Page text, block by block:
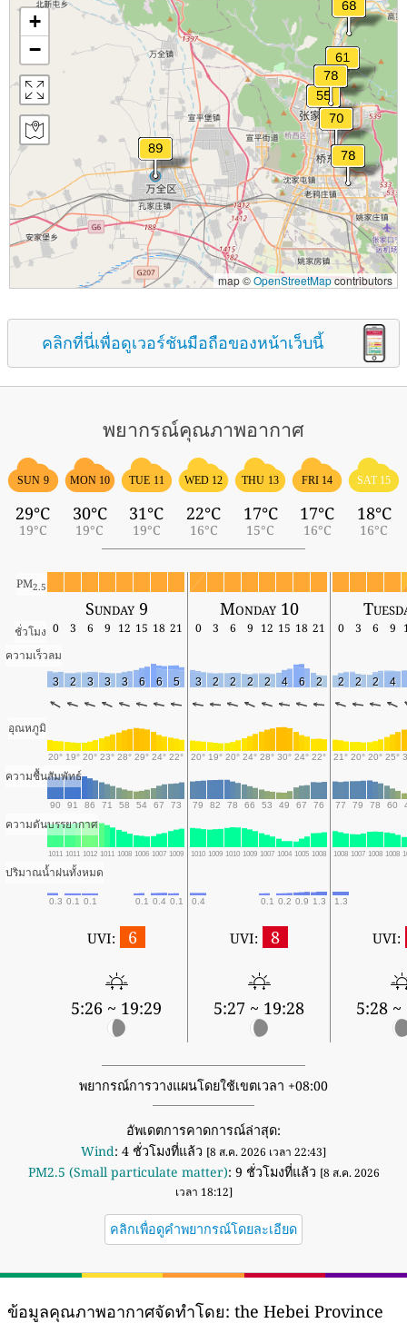
+
−
map ©OpenStreetMapcontributors
คลิกที่นี่เพื่อดูเวอร์ชันมือถือของหน้าเว็บนี้
พยากรณ์คุณภาพอากาศ
SUN 9
29°C
19°C
MON 10
30°C
19°C
TUE 11
31°C
19°C
WED 12
22°C
16°C
THU 13
17°C
15°C
FRI 14
17°C
16°C
SAT 15
18°C
16°C
PM2.5
Sunday 9 Monday 10
ชั่วโมง 0 3 6 9 12 15 18 21 0 3 6 9 12 15 18 21 0 3 6 9
ความเร็วลม
3 2 3 3 3 6 6 5 3 2 2 2 2 4 6 2 2 2 2 4
อุณหภูมิ
20° 19° 20° 23° 28° 29° 24° 22° 20° 19° 20° 24° 28° 30° 24° 22° 21° 20° 20° 25°
ความชื้นสัมพัทธ์
90 91 86 71 58 54 67 73 79 82 78 66 53 49 67 76 77 79 78 60
ความดันบรรยากาศ
1011 1011 1012 1011 1008 1006 1007 1009 1010 1009 1010 1009 1007 1004 1005 1008 1008 1007 1008 1008
ปริมาณน้ำฝนทั้งหมด
0.3 0.1 0.1 0.1 0.4 0.1 0.4 0.1 0.2 0.9 1.3 1.3
UVI: 6
5:26 ~ 19:29
UVI: 8
5:27 ~ 19:28
UVI:
5:28 ~
พยากรณ์การวางแผนโดยใช้เขตเวลา +08:00
อัพเดตการคาดการณ์ล่าสุด:
Wind: 4 ชั่วโมงที่แล้ว [8 ส.ค. 2026 เวลา 22:43]
PM2.5 (Small particulate matter): 9 ชั่วโมงที่แล้ว [8 ส.ค. 2026
เวลา 18:12]
คลิกเพื่อดูคำพยากรณ์โดยละเอียด
ข้อมูลคุณภาพอากาศจัดทำโดย: the Hebei Province